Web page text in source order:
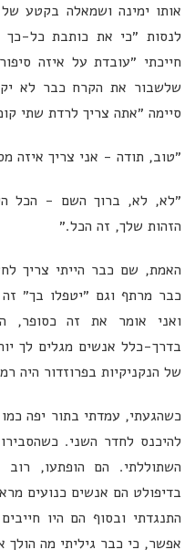
אותו ימינה ושמאלה בקטע
לנסות ״כי את כותבת כל-
חייכתי ״עובדת על איזה
שלשבור את הקרח כבר לא
סיימה ״אתה צריך לרדת שתי
״טוב, תודה - אני צריך איזה
״לא, לא, ברוך השם - הכל
הזהות שלך, זה הכל.״
האמת, שם כבר הייתי צריך
כבר מרתף וגם ״יטפלו בך״
ואני אומר את זה כסופר,
בדרך-כלל אנשים מגלים לך
של הנקניקיות בפרוזדור היה
כשהגעתי, עמדתי בתור יפה
להיכנס לחדר השני.
השתוללתי. הם הופתעו, רוב
בדיפולט הם אנשים כנועים
התנגדתי ובסוף הם היו
אפשר, כי כבר גיליתי מה הולך